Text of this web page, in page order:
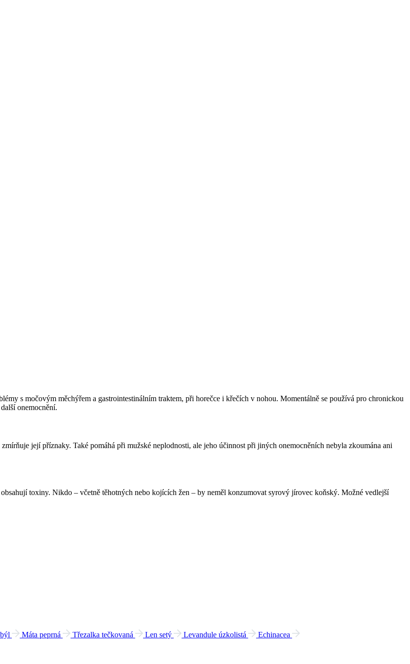
s močovým měchýřem a gastrointestinálním traktem, při horečce i křečích v nohou. Momentálně se používá pro chronickou
onemocnění.
její příznaky. Také pomáhá při mužské neplodnosti, ale jeho účinnost při jiných onemocněních nebyla zkoumána ani
toxiny. Nikdo – včetně těhotných nebo kojících žen – by neměl konzumovat syrový jírovec koňský. Možné vedlejší
Máta peprná Třezalka tečkovaná Len setý Levandule úzkolistá
Echinacea